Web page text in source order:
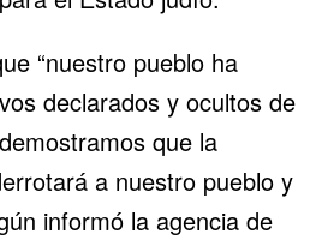
“nuestro pueblo ha
declarados y ocultos de
que la
a nuestro pueblo y
informó la agencia de